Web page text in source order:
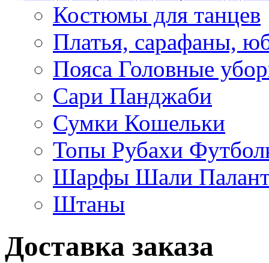
Костюмы для танцев
Платья, сарафаны,
Пояса Головные
Сари Панджаби
Сумки Кошельки
Топы Рубахи
Шарфы Шали
Штаны
Доставка заказа